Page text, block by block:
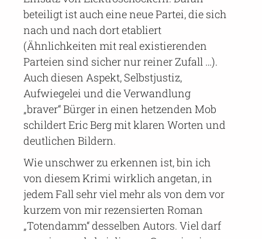
beteiligt ist auch eine neue Partei, die sich
nach und nach dort etabliert
(Ähnlichkeiten mit real existierenden
Parteien sind sicher nur reiner Zufall …).
Auch diesen Aspekt, Selbstjustiz,
Aufwiegelei und die Verwandlung
„braver“ Bürger in einen hetzenden Mob
schildert Eric Berg mit klaren Worten und
deutlichen Bildern.
Wie unschwer zu erkennen ist, bin ich
von diesem Krimi wirklich angetan, in
jedem Fall sehr viel mehr als von dem vor
kurzem von mir rezensierten Roman
„Totendamm“ desselben Autors. Viel darf